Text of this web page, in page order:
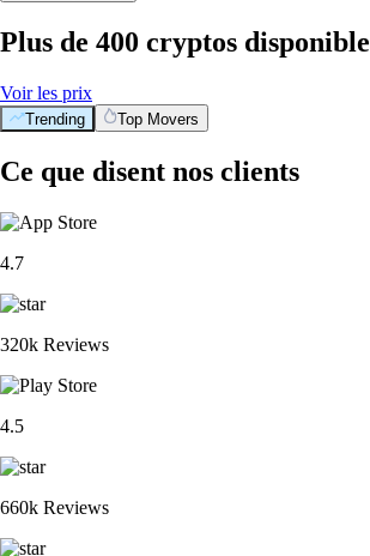
Plus de 400 cryptos
Voir les prix
Trending Top Movers
Ce que disent nos clients
4.7
320k Reviews
4.5
660k Reviews